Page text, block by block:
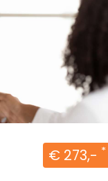
€ 273,- *